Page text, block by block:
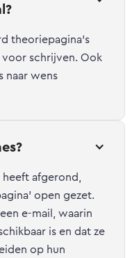
theoriepagina's
schrijven. Ook
naar wens
heeft afgerond,
open gezet.
e-mail, waarin
is en dat ze
op hun